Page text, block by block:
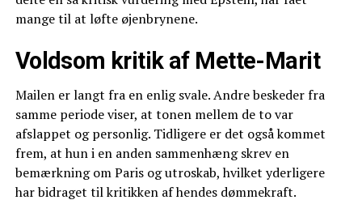
mange til at løfte øjenbrynene.
Voldsom kritik af Mette-Marit
Mailen er langt fra en enlig svale. Andre beskeder fra
samme periode viser, at tonen mellem de to var
afslappet og personlig. Tidligere er det også kommet
frem, at hun i en anden sammenhæng skrev en
bemærkning om Paris og utroskab, hvilket yderligere
har bidraget til kritikken af hendes dømmekraft.